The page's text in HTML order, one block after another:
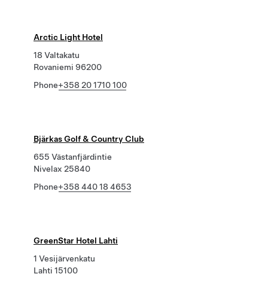
Arctic Light Hotel
18 Valtakatu
Rovaniemi 96200
Phone+358 20 1710 100
Bjärkas Golf & Country Club
655 Västanfjärdintie
Nivelax 25840
Phone+358 440 18 4653
GreenStar Hotel Lahti
1 Vesijärvenkatu
Lahti 15100